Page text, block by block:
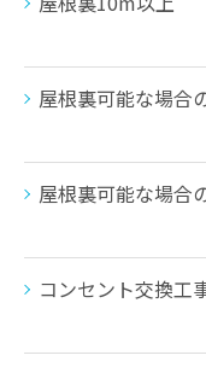
屋根裏可能な場合
屋根裏可能な場合
コンセント交換工